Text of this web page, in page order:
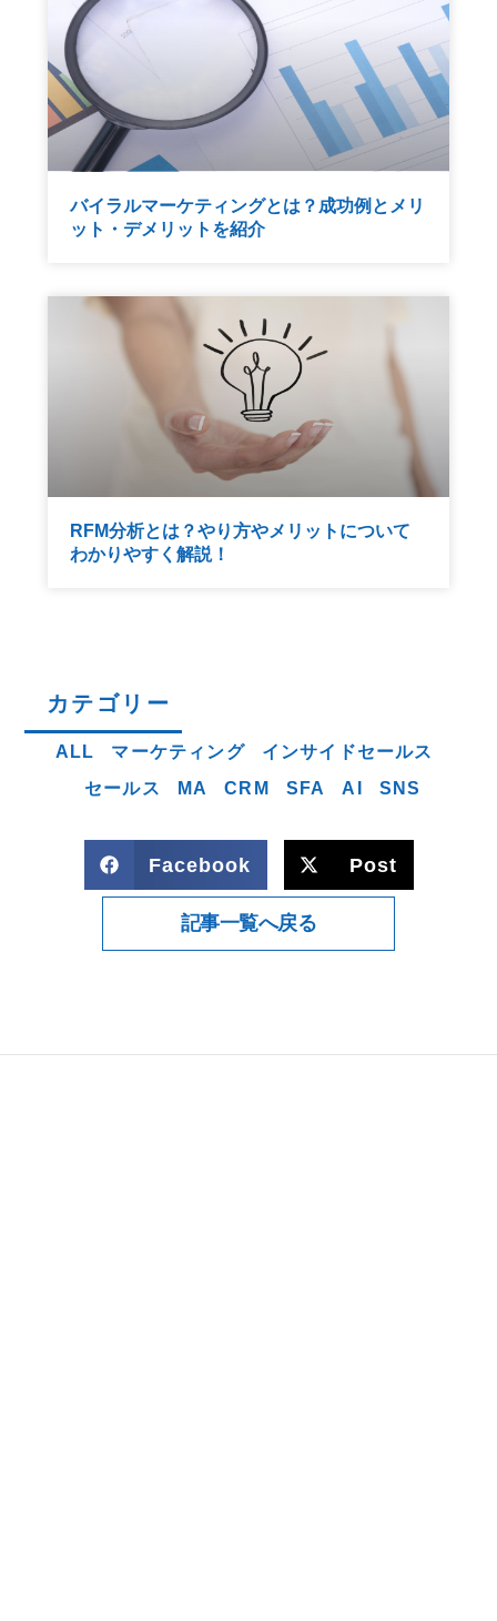
バイラルマーケティングとは？成功例とメリ
ット・デメリットを紹介
RFM分析とは？やり方やメリットについて
わかりやすく解説！
カテゴリー
ALL マーケティング
インサイドセールス
セールス
MA CRM SFA AI SNS
Facebook Post
記事一覧へ戻る